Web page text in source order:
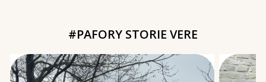
#PAFORY STORIE VERE